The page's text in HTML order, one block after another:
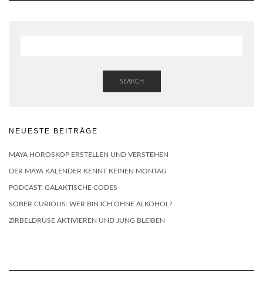
SEARCH
NEUESTE BEITRÄGE
MAYA HOROSKOP ERSTELLEN UND VERSTEHEN
DER MAYA KALENDER KENNT KEINEN MONTAG
PODCAST: GALAKTISCHE CODES
SOBER CURIOUS: WER BIN ICH OHNE ALKOHOL?
ZIRBELDRÜSE AKTIVIEREN UND JUNG BLEIBEN